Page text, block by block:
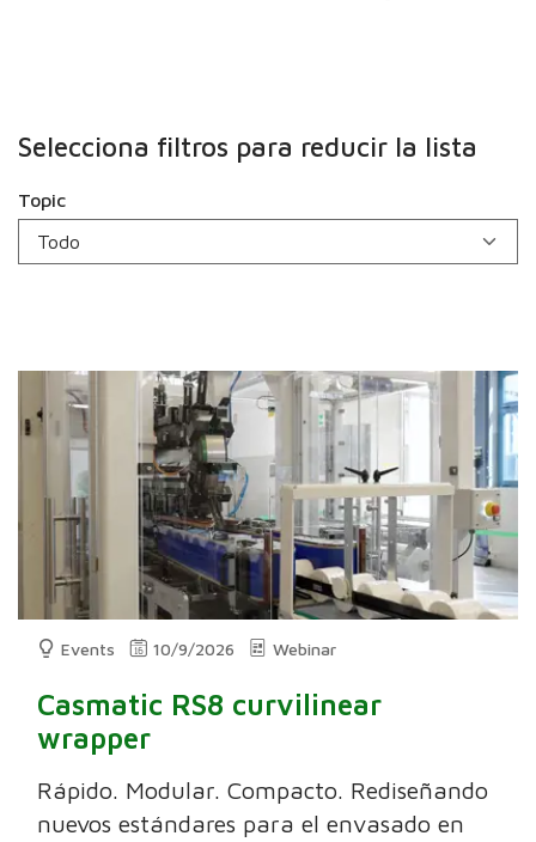
Selecciona filtros para reducir la lista
Topic
Events 10/9/2026 Webinar
Casmatic RS8 curvilinear
wrapper
Rápido. Modular. Compacto. Rediseñando
nuevos estándares para el envasado en